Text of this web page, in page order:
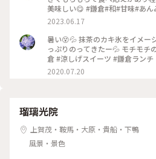
もちずき#Ayuのおやつ#はじめ
美味しい😋 #鎌倉#和#甘味#あ
雲母
2023.06.17
暑い😵💦 抹茶のカキ氷をイメー
っぷりのってきたー💦 モチモ
倉 #涼しげスイーツ #鎌倉ランチ
2020.07.20
瑠璃光院
上賀茂・鞍馬・大原・貴船・下鴨
風景・景色